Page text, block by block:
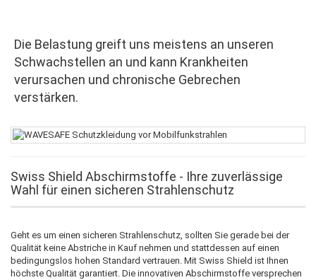
Die Belastung greift uns meistens an unseren
Schwachstellen an und kann Krankheiten
verursachen und chronische Gebrechen
verstärken.
Swiss Shield Abschirmstoffe - Ihre zuverlässige
Wahl für einen sicheren Strahlenschutz
Geht es um einen sicheren Strahlenschutz, sollten Sie gerade bei der
Qualität keine Abstriche in Kauf nehmen und stattdessen auf einen
bedingungslos hohen Standard vertrauen. Mit Swiss Shield ist Ihnen
höchste Qualität garantiert. Die innovativen Abschirmstoffe versprechen